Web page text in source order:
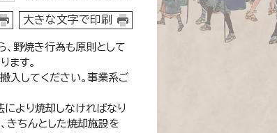
大きな文字で印刷
野焼き行為も原則として
ます。
入してください。事業系ご
より焼却しなければなり
きちんとした焼却施設を